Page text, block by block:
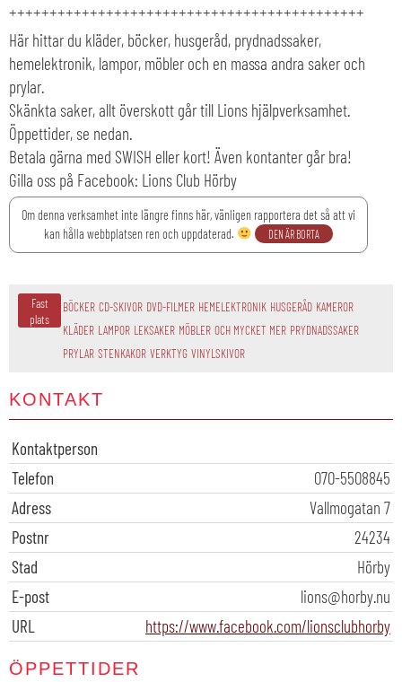
++++++++++++++++++++++++++++++++++++++++++++
Här hittar du kläder, böcker, husgeråd, prydnadssaker,
hemelektronik, lampor, möbler och en massa andra saker och
prylar.
Skänkta saker, allt överskott går till Lions hjälpverksamhet.
Öppettider, se nedan.
Betala gärna med SWISH eller kort! Även kontanter går bra!
Gilla oss på Facebook: Lions Club Hörby
Om denna verksamhet inte längre finns här, vänligen rapportera det så att vi
kan hålla webbplatsen ren och uppdaterad.
DEN ÄR BORTA
Fast
plats
BÖCKER CD-SKIVOR DVD-FILMER HEMELEKTRONIK HUSGERÅD KAMEROR
KLÄDER LAMPOR LEKSAKER MÖBLER OCH MYCKET MER PRYDNADSSAKER
PRYLAR STENKAKOR VERKTYG VINYLSKIVOR
KONTAKT
Kontaktperson
Telefon
070-5508845
Adress
Vallmogatan 7
Postnr
24234
Stad
Hörby
E-post
lions@horby.nu
URL
https://www.facebook.com/lionsclubhorby
ÖPPETTIDER